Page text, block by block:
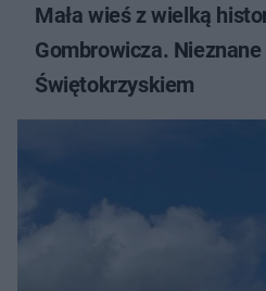
Mała wieś z wielką
Gombrowicza.
Świętokrzyskiem